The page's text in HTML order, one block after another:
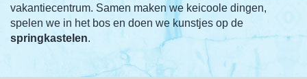
vakantiecentrum. Samen maken we keicoole dingen,
spelen we in het bos en doen we kunstjes op de
springkastelen.